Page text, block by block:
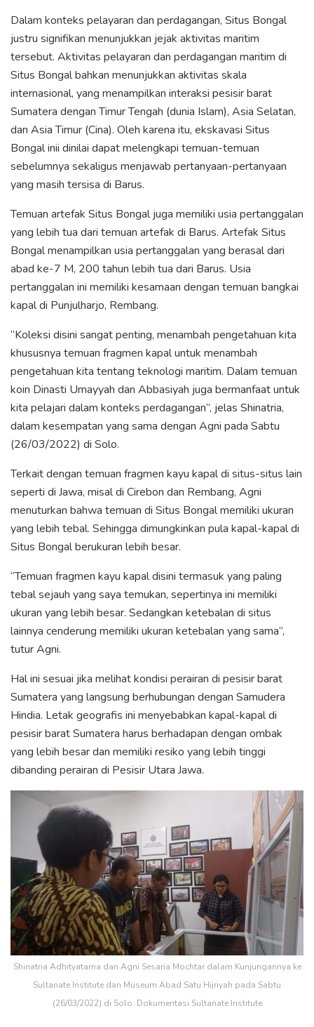
Dalam konteks pelayaran dan perdagangan, Situs Bongal
justru signifikan menunjukkan jejak aktivitas maritim
tersebut. Aktivitas pelayaran dan perdagangan maritim di
Situs Bongal bahkan menunjukkan aktivitas skala
internasional, yang menampilkan interaksi pesisir barat
Sumatera dengan Timur Tengah (dunia Islam), Asia Selatan,
dan Asia Timur (Cina). Oleh karena itu, ekskavasi Situs
Bongal inii dinilai dapat melengkapi temuan-temuan
sebelumnya sekaligus menjawab pertanyaan-pertanyaan
yang masih tersisa di Barus.
Temuan artefak Situs Bongal juga memiliki usia pertanggalan
yang lebih tua dari temuan artefak di Barus. Artefak Situs
Bongal menampilkan usia pertanggalan yang berasal dari
abad ke-7 M, 200 tahun lebih tua dari Barus. Usia
pertanggalan ini memiliki kesamaan dengan temuan bangkai
kapal di Punjulharjo, Rembang.
“Koleksi disini sangat penting, menambah pengetahuan kita
khususnya temuan fragmen kapal untuk menambah
pengetahuan kita tentang teknologi maritim. Dalam temuan
koin Dinasti Umayyah dan Abbasiyah juga bermanfaat untuk
kita pelajari dalam konteks perdagangan”, jelas Shinatria,
dalam kesempatan yang sama dengan Agni pada Sabtu
(26/03/2022) di Solo.
Terkait dengan temuan fragmen kayu kapal di situs-situs lain
seperti di Jawa, misal di Cirebon dan Rembang, Agni
menuturkan bahwa temuan di Situs Bongal memiliki ukuran
yang lebih tebal. Sehingga dimungkinkan pula kapal-kapal di
Situs Bongal berukuran lebih besar.
“Temuan fragmen kayu kapal disini termasuk yang paling
tebal sejauh yang saya temukan, sepertinya ini memiliki
ukuran yang lebih besar. Sedangkan ketebalan di situs
lainnya cenderung memiliki ukuran ketebalan yang sama”,
tutur Agni.
Hal ini sesuai jika melihat kondisi perairan di pesisir barat
Sumatera yang langsung berhubungan dengan Samudera
Hindia. Letak geografis ini menyebabkan kapal-kapal di
pesisir barat Sumatera harus berhadapan dengan ombak
yang lebih besar dan memiliki resiko yang lebih tinggi
dibanding perairan di Pesisir Utara Jawa.
Shinatria Adhityatama dan Agni Sesaria Mochtar dalam Kunjungannya ke
Sultanate Institute dan Museum Abad Satu Hijriyah pada Sabtu
(26/03/2022) di Solo. Dokumentasi Sultanate Institute